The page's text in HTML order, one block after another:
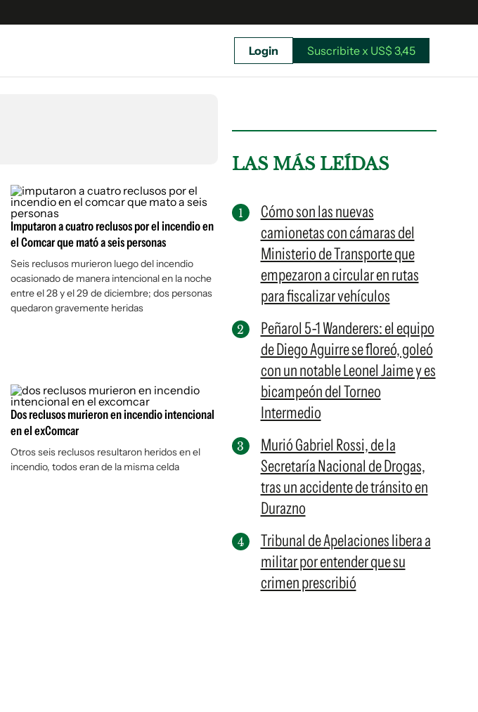
Suscribite x US$ 3,45
Login Suscribite x US$ 3,45
Imputaron a cuatro reclusos por el incendio en
el Comcar que mató a seis personas
Seis reclusos murieron luego del incendio
ocasionado de manera intencional en la noche
entre el 28 y el 29 de diciembre; dos personas
quedaron gravemente heridas
Dos reclusos murieron en incendio intencional
en el exComcar
Otros seis reclusos resultaron heridos en el
incendio, todos eran de la misma celda
LAS MÁS LEÍDAS
Cómo son las nuevas
camionetas con cámaras del
Ministerio de Transporte que
empezaron a circular en rutas
para fiscalizar vehículos
Peñarol 5-1 Wanderers: el equipo
de Diego Aguirre se floreó, goleó
con un notable Leonel Jaime y es
bicampeón del Torneo
Intermedio
Murió Gabriel Rossi, de la
Secretaría Nacional de Drogas,
tras un accidente de tránsito en
Durazno
Tribunal de Apelaciones libera a
militar por entender que su
crimen prescribió